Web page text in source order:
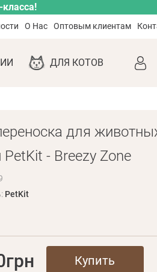
О Нас Оптовым клиентам
ДЛЯ КОТОВ
для
PetKit - Breezy Zone
PetKit
Купить